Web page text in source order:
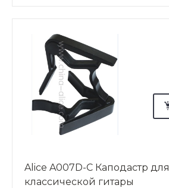
Alice A007D-C Каподастр для
классической гитары